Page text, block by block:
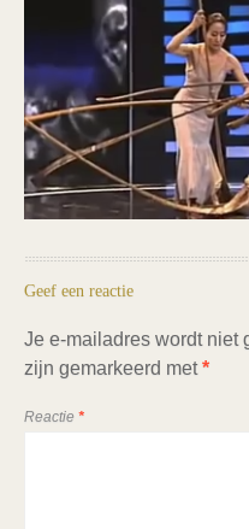
Geef een reactie
Je e-mailadres wordt niet
zijn gemarkeerd met*
Reactie *